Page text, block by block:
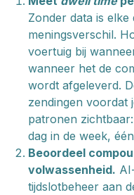
Zonder data is
meningsverschil.
voertuig bij
wanneer het de
wordt afgeleverd.
zendingen voordat
patronen
dag in de week,
Beoordeel
volwassenheid.
tijdslotbeheer aan